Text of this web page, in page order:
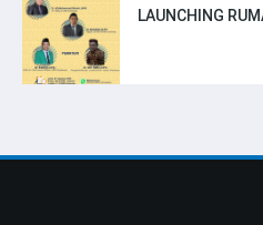
LAUNCHING